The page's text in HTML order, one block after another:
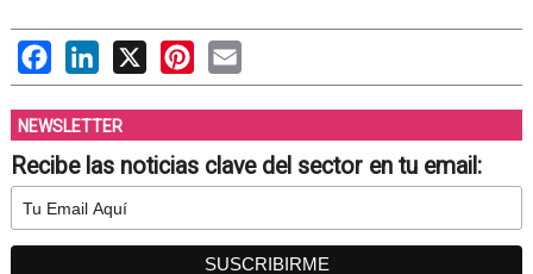
FacebookLinkedIn
X PinterestEmail
NEWSLETTER
Recibe las noticias clave del sector en tu email: